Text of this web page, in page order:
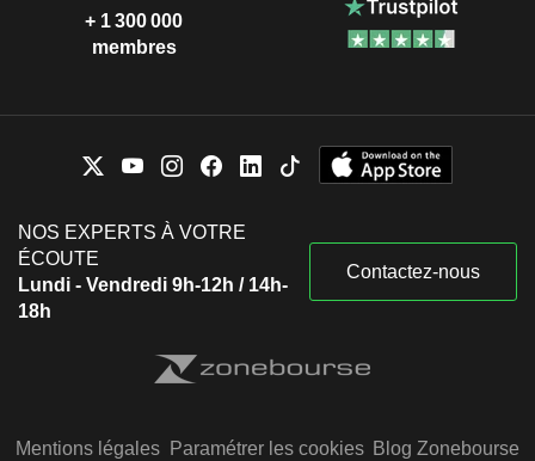
+ 1 300 000
membres
NOS EXPERTS À VOTRE
ÉCOUTE
Lundi - Vendredi 9h-12h / 14h-
18h
Contactez-nous
Mentions légales Paramétrer les cookies Blog Zonebourse